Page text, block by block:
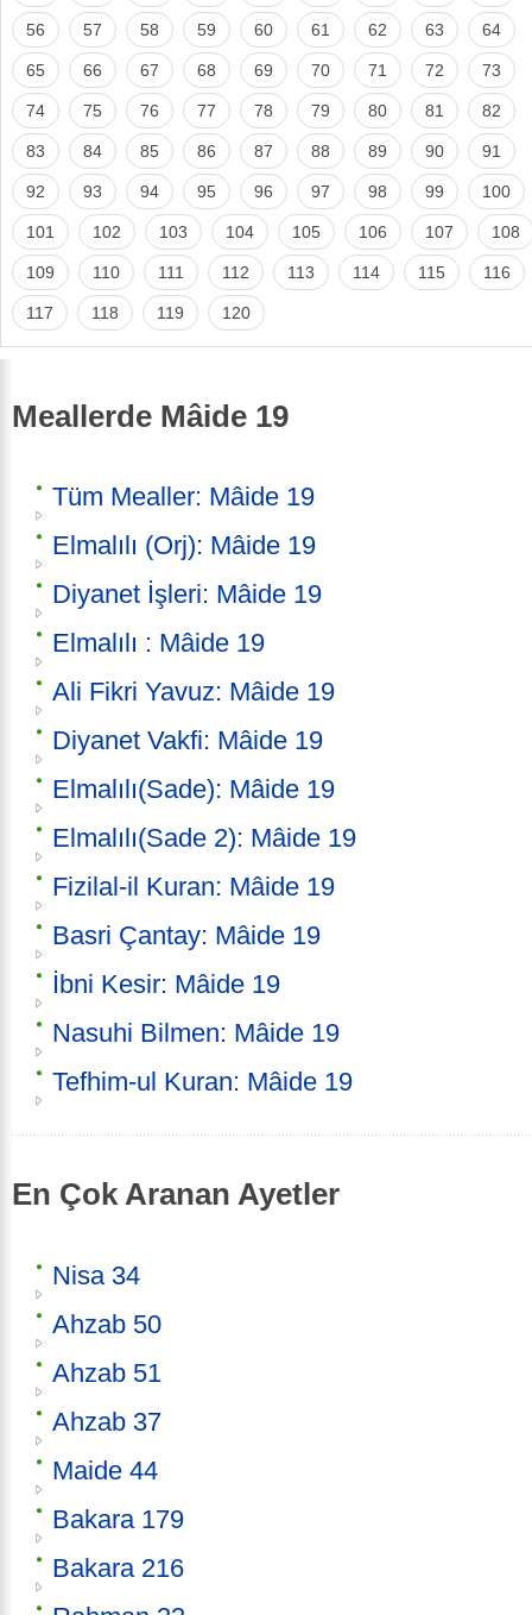
56 57 58 59 60 61 62 63 64
65 66 67 68 69 70 71 72 73
74 75 76 77 78 79 80 81 82
83 84 85 86 87 88 89 90 91
92 93 94 95 96 97 98 99 100
101 102 103 104 105 106 107 108
109 110 111 112 113 114 115 116
117 118 119 120
Meallerde Mâide 19
Tüm Mealler: Mâide 19
Elmalılı (Orj): Mâide 19
Diyanet İşleri: Mâide 19
Elmalılı : Mâide 19
Ali Fikri Yavuz: Mâide 19
Diyanet Vakfi: Mâide 19
Elmalılı(Sade): Mâide 19
Elmalılı(Sade 2): Mâide 19
Fizilal-il Kuran: Mâide 19
Basri Çantay: Mâide 19
İbni Kesir: Mâide 19
Nasuhi Bilmen: Mâide 19
Tefhim-ul Kuran: Mâide 19
En Çok Aranan Ayetler
Nisa 34
Ahzab 50
Ahzab 51
Ahzab 37
Maide 44
Bakara 179
Bakara 216